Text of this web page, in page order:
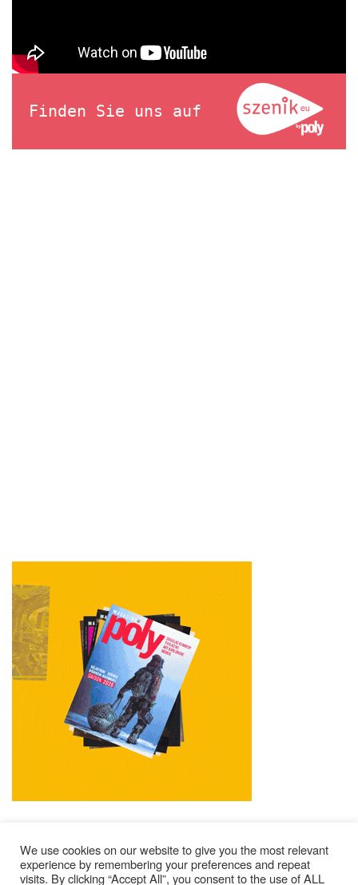
Finden Sie uns auf
We use cookies on our website to give you the most relevant
experience by remembering your preferences and repeat
visits. By clicking “Accept All”, you consent to the use of ALL